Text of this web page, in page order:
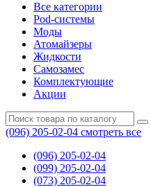
Все категории
Pod-системы
Моды
Атомайзеры
Жидкости
Самозамес
Комплектующие
Акции
(096) 205-02-04 смотреть все
(096) 205-02-04
(099) 205-02-04
(073) 205-02-04